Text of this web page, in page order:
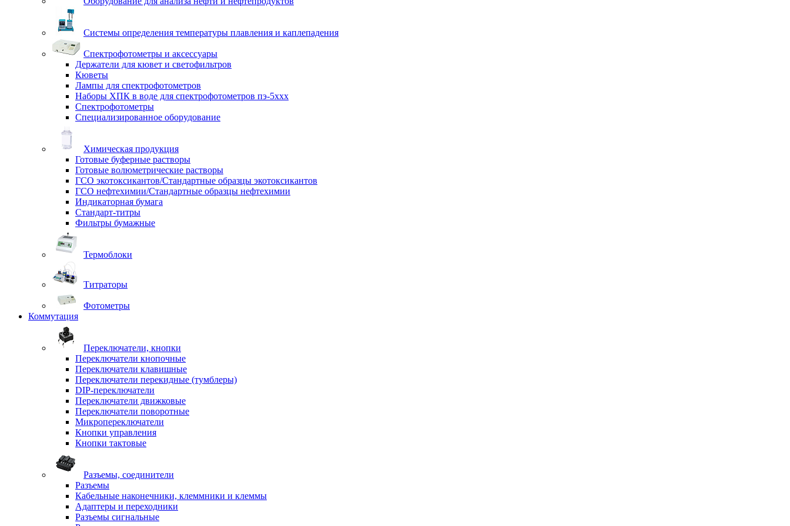
Системы определения температуры плавления и каплепадения
Спектрофотометры и аксессуары
Держатели для кювет и светофильтров
Кюветы
Лампы для спектрофотометров
Наборы ХПК в воде для спектрофотометров пэ-5ххх
Спектрофотометры
Специализированное оборудование
Химическая продукция
Готовые буферные растворы
Готовые волюметрические растворы
ГСО экотоксикантов/Стандартные образцы экотоксикантов
ГСО нефтехимии/Стандартные образцы нефтехимии
Индикаторная бумага
Стандарт-титры
Фильтры бумажные
Термоблоки
Титраторы
Фотометры
Коммутация
Переключатели, кнопки
Переключатели кнопочные
Переключатели клавишные
Переключатели перекидные (тумблеры)
DIP-переключатели
Переключатели движковые
Переключатели поворотные
Микропереключатели
Кнопки управления
Кнопки тактовые
Разъемы, соединители
Разъемы
Кабельные наконечники, клеммники и клеммы
Адаптеры и переходники
Разъемы сигнальные